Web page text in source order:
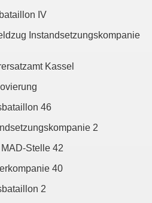
IV
Kassel
46
2
Stelle 42
40
2